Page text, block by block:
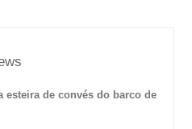
esteira de convés do barco de